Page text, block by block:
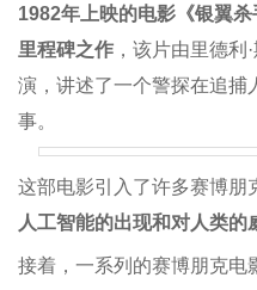
1982年上映的电影《银翼
里程碑之作 ，该片由里德利
演，讲述了一个警探在追捕
事。
这部电影引入了许多赛博朋
人工智能的出现和对人类的
接着，一系列的赛博朋克电